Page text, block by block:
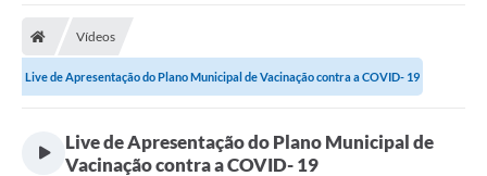
Vídeos
Live de Apresentação do Plano Municipal de Vacinação contra a COVID- 19
Live de Apresentação do Plano Municipal de
Vacinação contra a COVID- 19